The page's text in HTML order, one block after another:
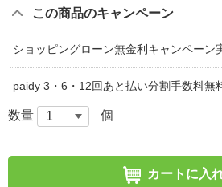
この商品のキャンペーン
ショッピングローン無金利キャンペーン
paidy 3・6・12回あと払い分割手数料無
数量 個
カートに入